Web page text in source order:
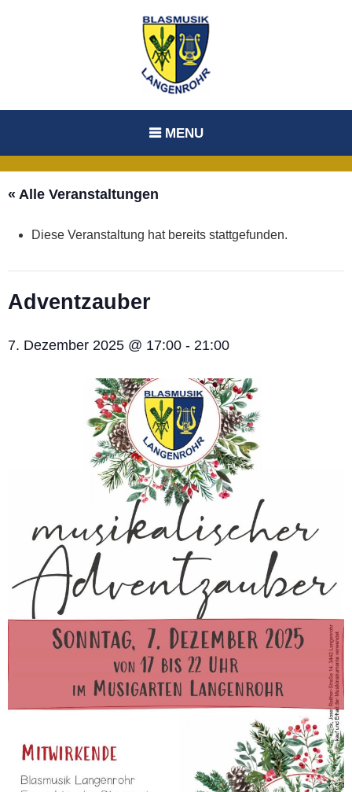
MENU
« Alle Veranstaltungen
Diese Veranstaltung hat bereits stattgefunden.
Adventzauber
7. Dezember 2025 @ 17:00 - 21:00